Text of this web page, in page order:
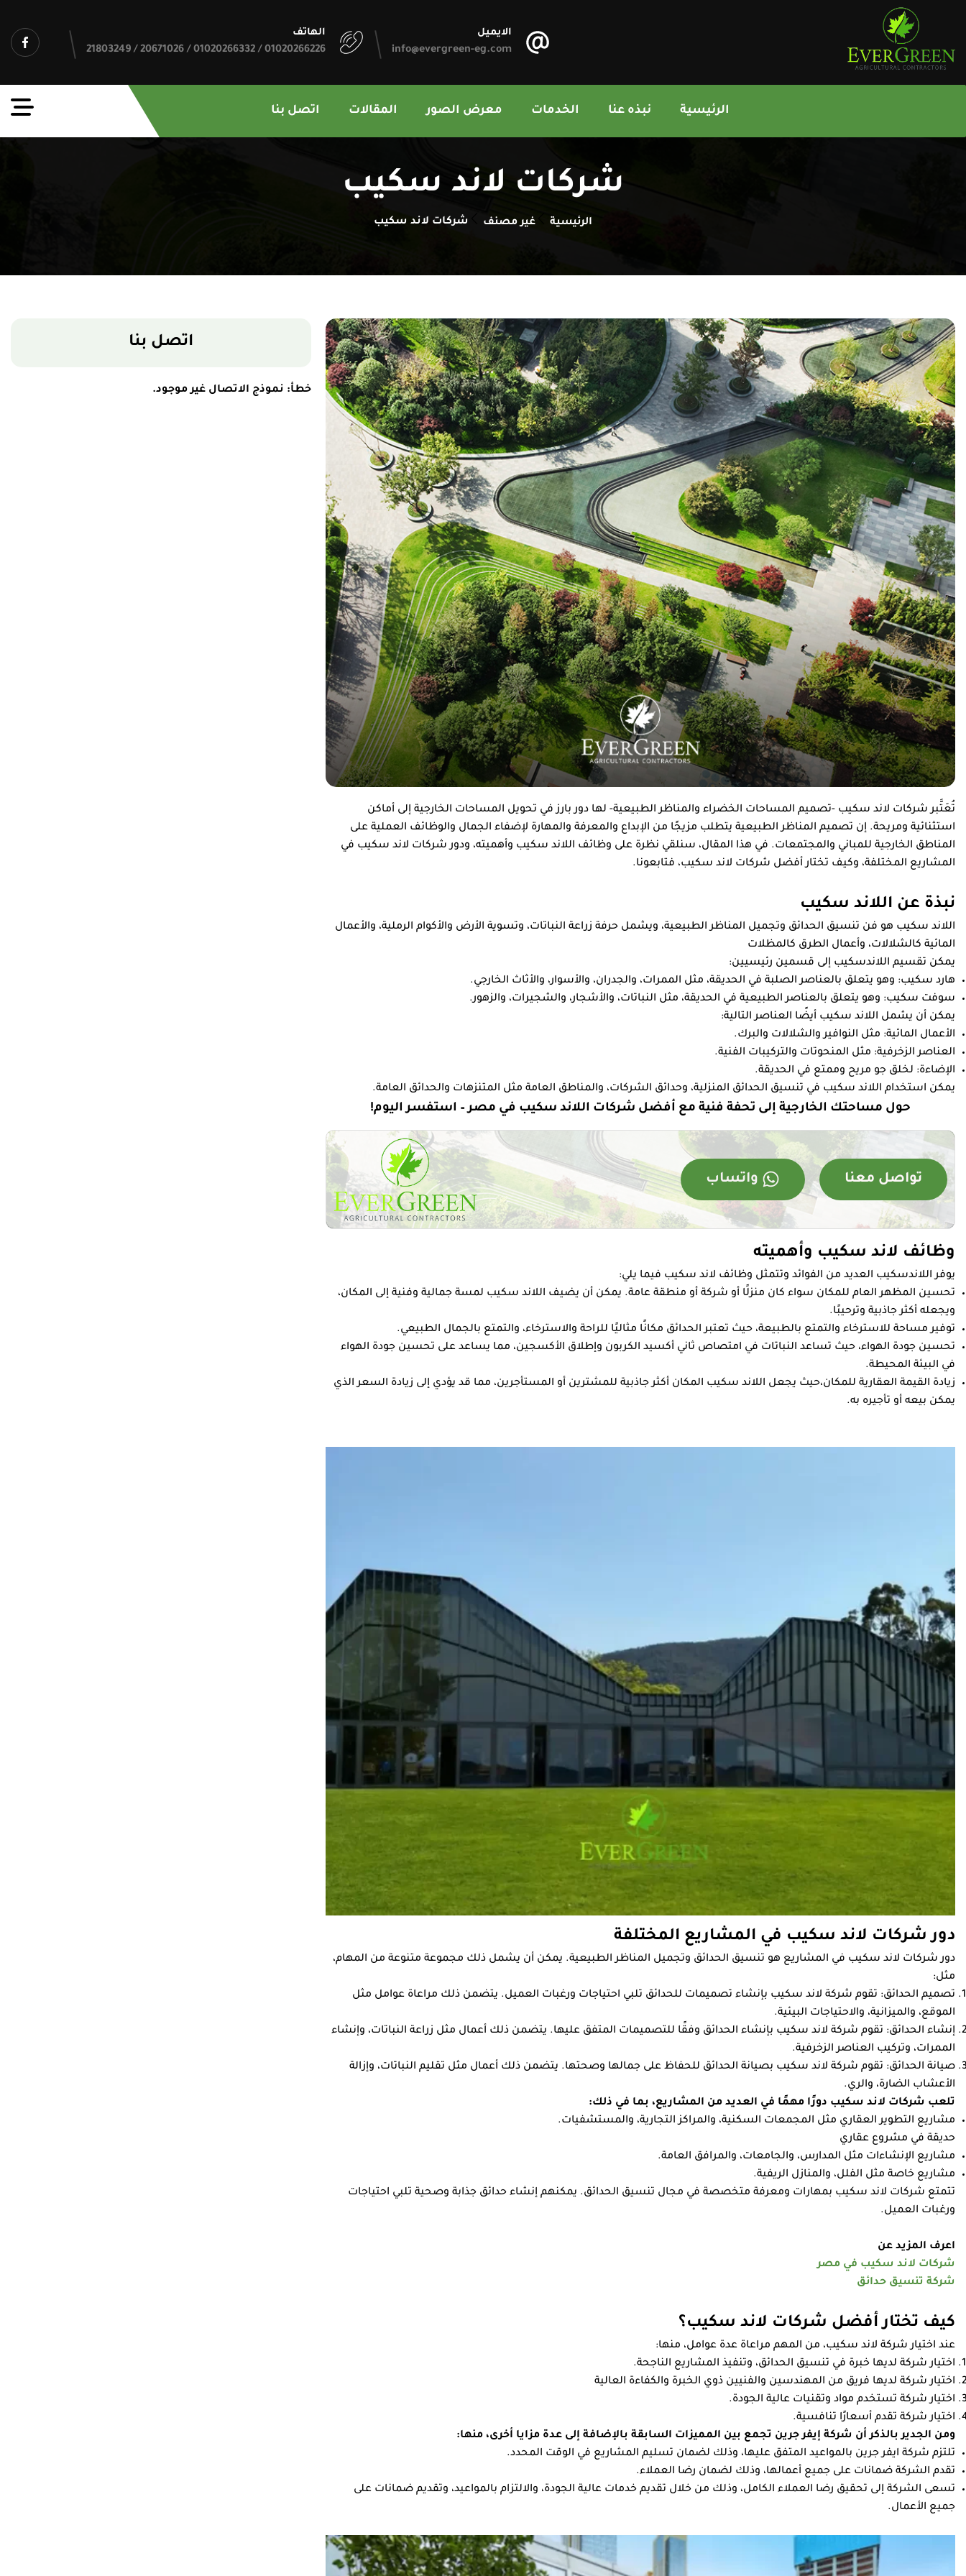
الايميل
info@evergreen-eg.com
الهاتف
01020266226 / 01020266332 / 20671026 / 21803249
الرئيسية نبذه عنا الخدمات معرض الصور المقالات اتصل بنا
شركات لاند سكيب
الرئيسية غير مصنف شركات لاند سكيب
تُعَتَّبر شركات لاند سكيب -تصميم المساحات الخضراء والمناظر الطبيعية- لها دور بارز في تحويل المساحات الخارجية إلى أماكن
استثنائية ومريحة. إن تصميم المناظر الطبيعية يتطلب مزيجًا من الإبداع والمعرفة والمهارة لإضفاء الجمال والوظائف العملية على
المناطق الخارجية للمباني والمجتمعات. في هذا المقال، سنلقي نظرة على وظائف اللاند سكيب وأهميته، ودور شركات لاند سكيب في
المشاريع المختلفة، وكيف تختار أفضل شركات لاند سكيب، فتابعونا.
نبذة عن اللاند سكيب
اللاند سكيب هو فن تنسيق الحدائق وتجميل المناظر الطبيعية، ويشمل حرفة زراعة النباتات، وتسوية الأرض والأكوام الرملية، والأعمال
المائية كالشلالات، وأعمال الطرق كالمظلات
يمكن تقسيم اللاندسكيب إلى قسمين رئيسيين:
هارد سكيب: وهو يتعلق بالعناصر الصلبة في الحديقة، مثل الممرات، والجدران، والأسوار، والأثاث الخارجي.
سوفت سكيب: وهو يتعلق بالعناصر الطبيعية في الحديقة، مثل النباتات، والأشجار، والشجيرات، والزهور.
يمكن أن يشمل اللاند سكيب أيضًا العناصر التالية:
الأعمال المائية: مثل النوافير والشلالات والبرك.
العناصر الزخرفية: مثل المنحوتات والتركيبات الفنية.
الإضاءة: لخلق جو مريح وممتع في الحديقة.
يمكن استخدام اللاند سكيب في تنسيق الحدائق المنزلية، وحدائق الشركات، والمناطق العامة مثل المتنزهات والحدائق العامة.
حول مساحتك الخارجية إلى تحفة فنية مع أفضل شركات اللاند سكيب في مصر – استفسر اليوم!
تواصل معنا واتساب
وظائف لاند سكيب وأهميته
يوفر اللاندسكيب العديد من الفوائد وتتمثل وظائف لاند سكيب فيما يلي:
تحسين المظهر العام للمكان سواء كان منزلًا أو شركة أو منطقة عامة. يمكن أن يضيف اللاند سكيب لمسة جمالية وفنية إلى المكان،
ويجعله أكثر جاذبية وترحيبًا.
توفير مساحة للاسترخاء والتمتع بالطبيعة، حيث تعتبر الحدائق مكانًا مثاليًا للراحة والاسترخاء، والتمتع بالجمال الطبيعي.
تحسين جودة الهواء، حيث تساعد النباتات في امتصاص ثاني أكسيد الكربون وإطلاق الأكسجين، مما يساعد على تحسين جودة الهواء
في البيئة المحيطة.
زيادة القيمة العقارية للمكان،حيث يجعل اللاند سكيب المكان أكثر جاذبية للمشترين أو المستأجرين، مما قد يؤدي إلى زيادة السعر الذي
يمكن بيعه أو تأجيره به.
دور شركات لاند سكيب في المشاريع المختلفة
دور شركات لاند سكيب في المشاريع هو تنسيق الحدائق وتجميل المناظر الطبيعية. يمكن أن يشمل ذلك مجموعة متنوعة من المهام،
مثل:
تصميم الحدائق: تقوم شركة لاند سكيب بإنشاء تصميمات للحدائق تلبي احتياجات ورغبات العميل. يتضمن ذلك مراعاة عوامل مثل
الموقع، والميزانية، والاحتياجات البيئية.
إنشاء الحدائق: تقوم شركة لاند سكيب بإنشاء الحدائق وفقًا للتصميمات المتفق عليها. يتضمن ذلك أعمال مثل زراعة النباتات، وإنشاء
الممرات، وتركيب العناصر الزخرفية.
صيانة الحدائق: تقوم شركة لاند سكيب بصيانة الحدائق للحفاظ على جمالها وصحتها. يتضمن ذلك أعمال مثل تقليم النباتات، وإزالة
الأعشاب الضارة، والري.
تلعب شركات لاند سكيب دورًا مهمًا في العديد من المشاريع، بما في ذلك:
مشاريع التطوير العقاري مثل المجمعات السكنية، والمراكز التجارية، والمستشفيات.
حديقة في مشروع عقاري
مشاريع الإنشاءات مثل المدارس، والجامعات، والمرافق العامة.
مشاريع خاصة مثل الفلل، والمنازل الريفية.
تتمتع شركات لاند سكيب بمهارات ومعرفة متخصصة في مجال تنسيق الحدائق. يمكنهم إنشاء حدائق جذابة وصحية تلبي احتياجات
ورغبات العميل.
اعرف المزيد عن
شركات لاند سكيب في مصر
شركة تنسيق حدائق
كيف تختار أفضل شركات لاند سكيب؟
عند اختيار شركة لاند سكيب، من المهم مراعاة عدة عوامل، منها:
اختيار شركة لديها خبرة في تنسيق الحدائق، وتنفيذ المشاريع الناجحة.
اختيار شركة لديها فريق من المهندسين والفنيين ذوي الخبرة والكفاءة العالية
اختيار شركة تستخدم مواد وتقنيات عالية الجودة.
اختيار شركة تقدم أسعارًا تنافسية.
ومن الجدير بالذكر أن شركة إيفر جرين تجمع بين المميزات السابقة بالإضافة إلى عدة مزايا أخرى، منها:
تلتزم شركة ايفر جرين بالمواعيد المتفق عليها، وذلك لضمان تسليم المشاريع في الوقت المحدد.
تقدم الشركة ضمانات على جميع أعمالها، وذلك لضمان رضا العملاء.
تسعى الشركة إلى تحقيق رضا العملاء الكامل، وذلك من خلال تقديم خدمات عالية الجودة، والالتزام بالمواعيد، وتقديم ضمانات على
جميع الأعمال.
اتصل بنا
خطأ: نموذج الاتصال غير موجود.